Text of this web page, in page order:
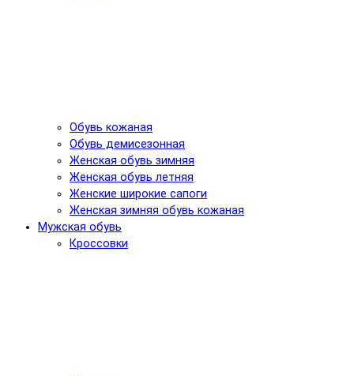
Обувь кожаная
Обувь демисезонная
Женская обувь зимняя
Женская обувь летняя
Женские широкие сапоги
Женская зимняя обувь кожаная
Мужская обувь
Кроссовки